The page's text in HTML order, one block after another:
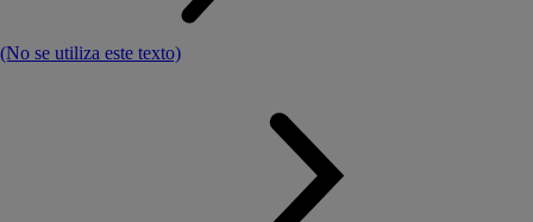
(No se utiliza este texto)